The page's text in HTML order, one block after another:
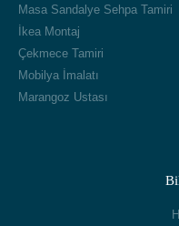
Masa Sandalye Sehpa Tamiri
İkea Montaj
Çekmece Tamiri
Mobilya İmalatı
Marangoz Ustası